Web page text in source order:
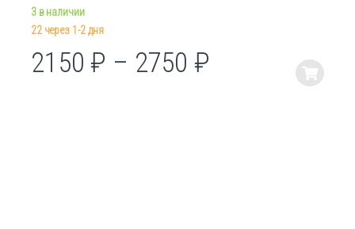
3 в наличии
22 через 1-2 дня
2150₽ – 2750₽